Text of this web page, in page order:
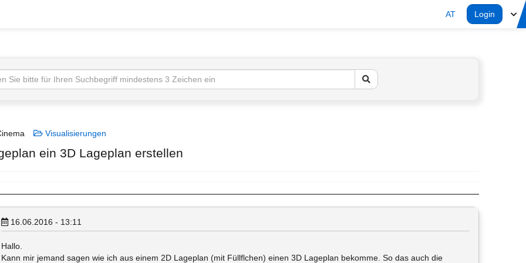
AT Login
Visualisierungen
ein 3D Lageplan erstellen
16.06.2016 - 13:11
Hallo.
Kann mir jemand sagen wie ich aus einem 2D Lageplan (mit Füllflchen) einen 3D Lageplan bekomme. So das auch die